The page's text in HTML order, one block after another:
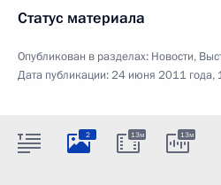
Статус материала
Опубликован в разделах: Новости,
Дата публикации:24 июня 2011 года,
2 13м 13м